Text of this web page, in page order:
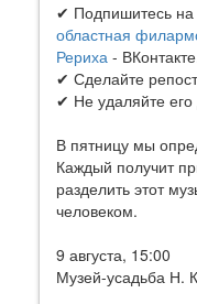
✔ Подпишитесь на
областная
Рериха -
✔ Сделайте
✔ Не удаляйте его
В пятницу мы
Каждый получит
разделить этот
человеком.
9 августа, 15:00
Музей-усадьба Н.